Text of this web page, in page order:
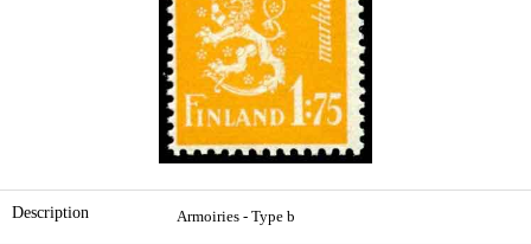
Description Armoiries - Type b